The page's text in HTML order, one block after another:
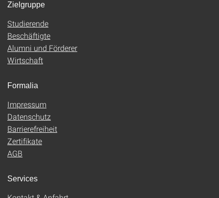
Zielgruppe
Studierende
Beschäftigte
Alumni und Förderer
Wirtschaft
Formalia
Impressum
Datenschutz
Barrierefreiheit
Zertifikate
AGB
Services